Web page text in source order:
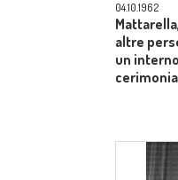
04.10.1962
altre
un